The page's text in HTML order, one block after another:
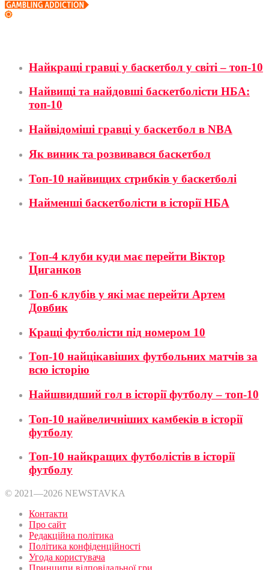
Найкращі гравці у баскетбол у світі – топ-10
Найвищі та найдовші баскетболісти НБА:
топ-10
Найвідоміші гравці у баскетбол в NBA
Як виник та розвивався баскетбол
Топ-10 найвищих стрибків у баскетболі
Найменші баскетболісти в історії НБА
Топ-4 клуби куди має перейти Віктор
Циганков
Топ-6 клубів у які має перейти Артем
Довбик
Кращі футболісти під номером 10
Топ-10 найцікавіших футбольних матчів за
всю історію
Найшвидший гол в історії футболу – топ-10
Топ-10 найвеличніших камбеків в історії
футболу
Топ-10 найкращих футболістів в історії
футболу
© 2021—2026 NEWSTAVKA
Контакти
Про сайт
Редакційна політика
Політика конфіденційності
Угода користувача